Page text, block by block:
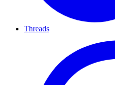
Threads